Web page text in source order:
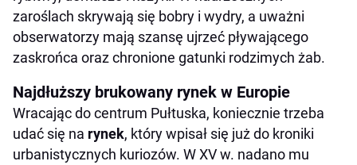
zaroślach skrywają się bobry i wydry, a uważni
obserwatorzy mają szansę ujrzeć pływającego
zaskrońca oraz chronione gatunki rodzimych żab.
Najdłuższy brukowany rynek w Europie
Wracając do centrum Pułtuska, koniecznie trzeba
udać się na rynek, który wpisał się już do kroniki
urbanistycznych kuriozów. W XV w. nadano mu